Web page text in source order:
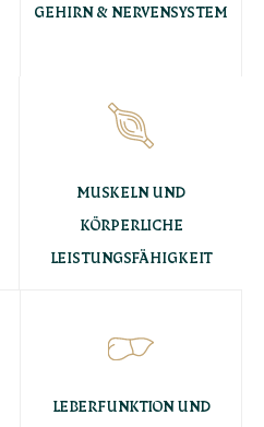
GEHIRN & NERVENSYSTEM
MUSKELN UND
KÖRPERLICHE
LEISTUNGSFÄHIGKEIT
LEBERFUNKTION UND